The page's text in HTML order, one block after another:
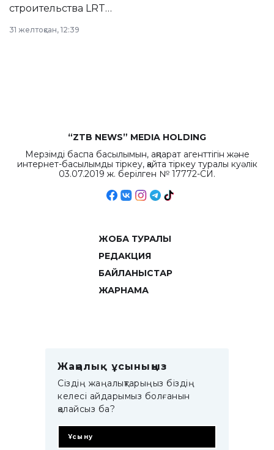
строительства LRT
республиканского
31 желтоқсан, 12:39
“ZTB NEWS” MEDIA HOLDING
Мерзімді баспа басылымын, ақпарат агенттігін және
интернет-басылымды тіркеу, қайта тіркеу туралы куәлік
03.07.2019 ж. берілген № 17772-СИ.
ЖОБА ТУРАЛЫ
РЕДАКЦИЯ
БАЙЛАНЫСТАР
ЖАРНАМА
Жаңалық ұсыныңыз
Сіздің жаңалықтарыңыз біздің
келесі айдарымыз болғанын
қалайсыз ба?
Ұсыну